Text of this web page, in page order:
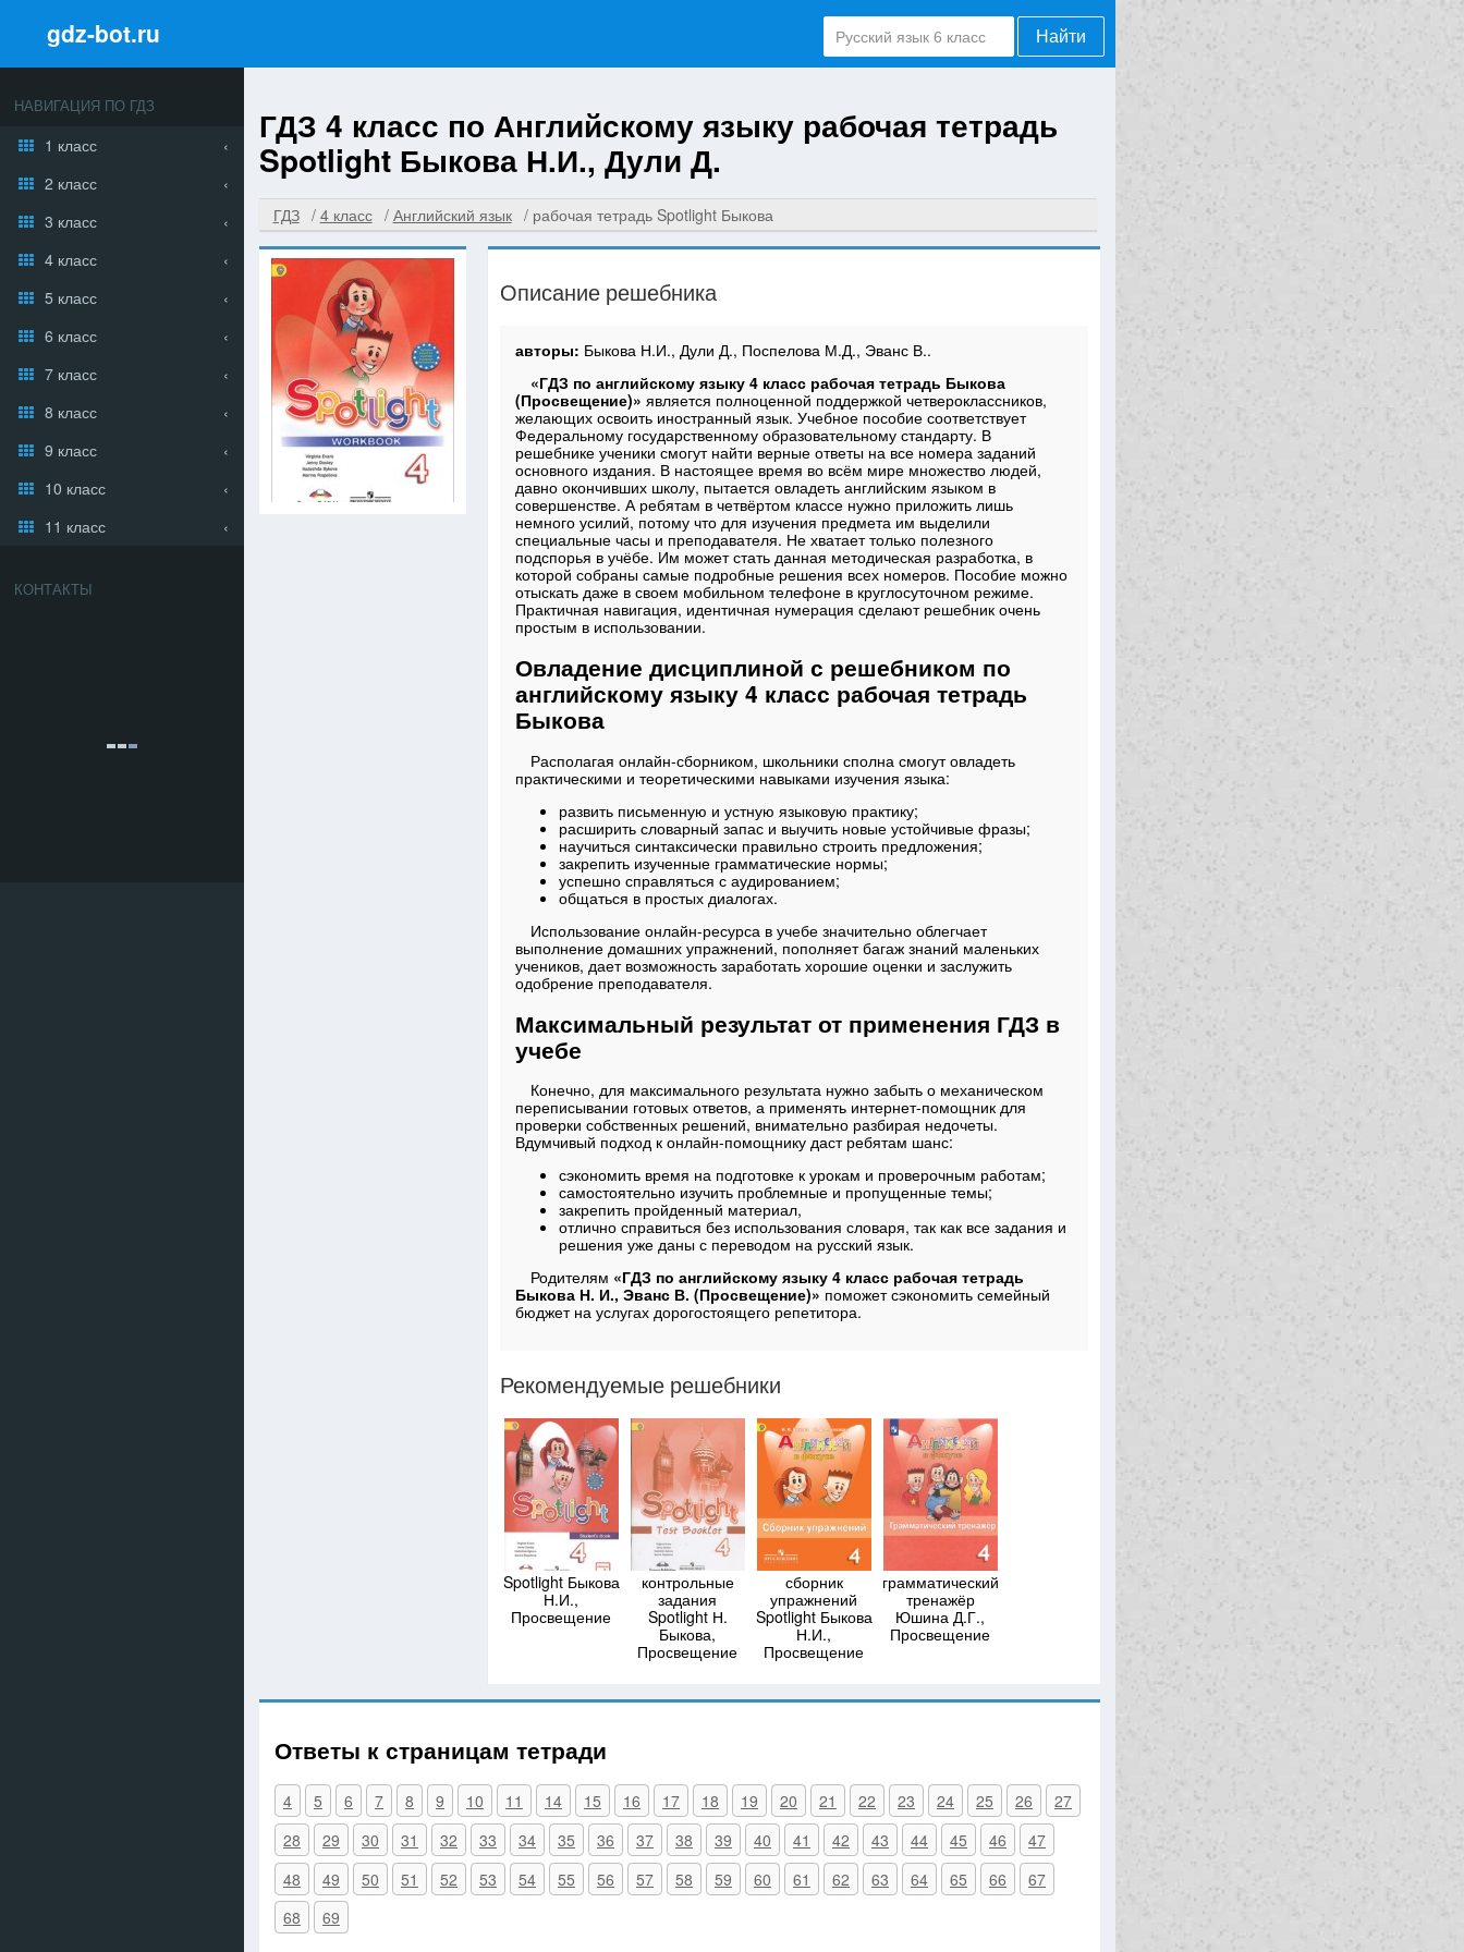
gdz-bot.ru Найти
НАВИГАЦИЯ ПО ГДЗ
1 класс
2 класс
3 класс
4 класс
5 класс
6 класс
7 класс
8 класс
9 класс
10 класс
11 класс
КОНТАКТЫ
ГДЗ 4 класс по Английскому языку рабочая тетрадь
Spotlight Быкова Н.И., Дули Д.
ГДЗ 4 класс Английский язык рабочая тетрадь Spotlight Быкова
Описание решебника
авторы: Быкова Н.И., Дули Д., Поспелова М.Д., Эванс В..
«ГДЗ по английскому языку 4 класс рабочая тетрадь Быкова
(Просвещение)»является полноценной поддержкой четвероклассников,
желающих освоить иностранный язык. Учебное пособие соответствует
Федеральному государственному образовательному стандарту. В
решебнике ученики смогут найти верные ответы на все номера заданий
основного издания. В настоящее время во всём мире множество людей,
давно окончивших школу, пытается овладеть английским языком в
совершенстве. А ребятам в четвёртом классе нужно приложить лишь
немного усилий, потому что для изучения предмета им выделили
специальные часы и преподавателя. Не хватает только полезного
подспорья в учёбе. Им может стать данная методическая разработка, в
которой собраны самые подробные решения всех номеров. Пособие можно
отыскать даже в своем мобильном телефоне в круглосуточном режиме.
Практичная навигация, идентичная нумерация сделают решебник очень
простым в использовании.
Овладение дисциплиной с решебником по
английскому языку 4 класс рабочая тетрадь
Быкова
Располагая онлайн-сборником, школьники сполна смогут овладеть
практическими и теоретическими навыками изучения языка:
развить письменную и устную языковую практику;
расширить словарный запас и выучить новые устойчивые фразы;
научиться синтаксически правильно строить предложения;
закрепить изученные грамматические нормы;
успешно справляться с аудированием;
общаться в простых диалогах.
Использование онлайн-ресурса в учебе значительно облегчает
выполнение домашних упражнений, пополняет багаж знаний маленьких
учеников, дает возможность заработать хорошие оценки и заслужить
одобрение преподавателя.
Максимальный результат от применения ГДЗ в
учебе
Конечно, для максимального результата нужно забыть о механическом
переписывании готовых ответов, а применять интернет-помощник для
проверки собственных решений, внимательно разбирая недочеты.
Вдумчивый подход к онлайн-помощнику даст ребятам шанс:
сэкономить время на подготовке к урокам и проверочным работам;
самостоятельно изучить проблемные и пропущенные темы;
закрепить пройденный материал,
отлично справиться без использования словаря, так как все задания и
решения уже даны с переводом на русский язык.
Родителям «ГДЗ по английскому языку 4 класс рабочая тетрадь
Быкова Н. И., Эванс В. (Просвещение)» поможет сэкономить семейный
бюджет на услугах дорогостоящего репетитора.
Рекомендуемые решебники
Spotlight Быкова
Н.И.,
Просвещение
контрольные
задания
Spotlight Н.
Быкова,
Просвещение
сборник
упражнений
Spotlight Быкова
Н.И.,
Просвещение
грамматический
тренажёр
Юшина Д.Г.,
Просвещение
Ответы к страницам тетради
4 5 6 7 8 9 10 11 14 15 16 17 18 19 20 21 22 23 24 25 26
27
28
29 30 31 32 33 34 35 36 37 38 39 40 41 42 43 44 45 46
47
48
49 50 51 52 53 54 55 56 57 58 59 60 61 62 63 64 65 66
67
68
69